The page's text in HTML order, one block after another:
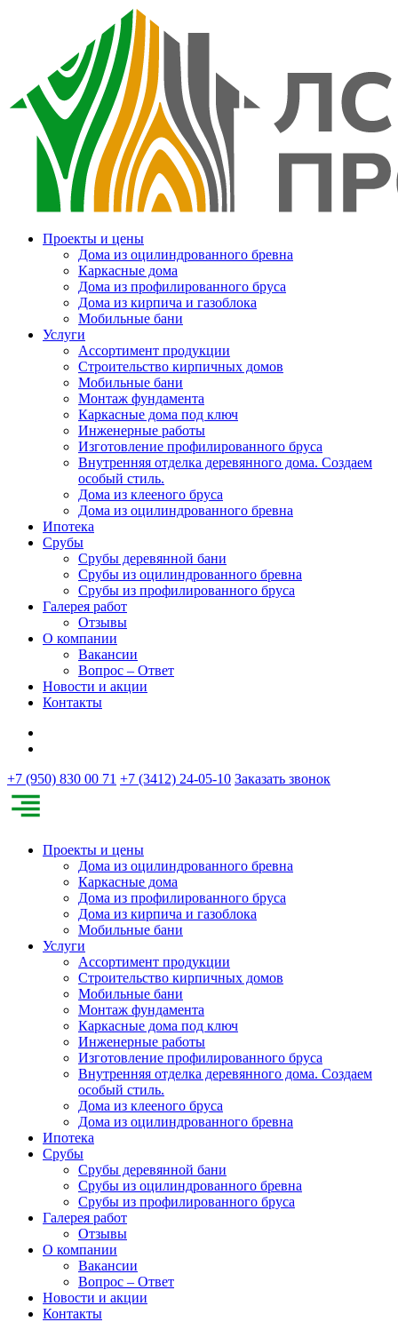
Проекты и цены
Дома из оцилиндрованного бревна
Каркасные дома
Дома из профилированного бруса
Дома из кирпича и газоблока
Мобильные бани
Услуги
Ассортимент продукции
Строительство кирпичных домов
Мобильные бани
Монтаж фундамента
Каркасные дома под ключ
Инженерные работы
Изготовление профилированного бруса
Внутренняя отделка деревянного дома. Создаем
особый стиль.
Дома из клееного бруса
Дома из оцилиндрованного бревна
Ипотека
Срубы
Срубы деревянной бани
Срубы из оцилиндрованного бревна
Срубы из профилированного бруса
Галерея работ
Отзывы
О компании
Вакансии
Вопрос – Ответ
Новости и акции
Контакты
+7 (950) 830 00 71 +7 (3412) 24-05-10 Заказать звонок
Проекты и цены
Дома из оцилиндрованного бревна
Каркасные дома
Дома из профилированного бруса
Дома из кирпича и газоблока
Мобильные бани
Услуги
Ассортимент продукции
Строительство кирпичных домов
Мобильные бани
Монтаж фундамента
Каркасные дома под ключ
Инженерные работы
Изготовление профилированного бруса
Внутренняя отделка деревянного дома. Создаем
особый стиль.
Дома из клееного бруса
Дома из оцилиндрованного бревна
Ипотека
Срубы
Срубы деревянной бани
Срубы из оцилиндрованного бревна
Срубы из профилированного бруса
Галерея работ
Отзывы
О компании
Вакансии
Вопрос – Ответ
Новости и акции
Контакты